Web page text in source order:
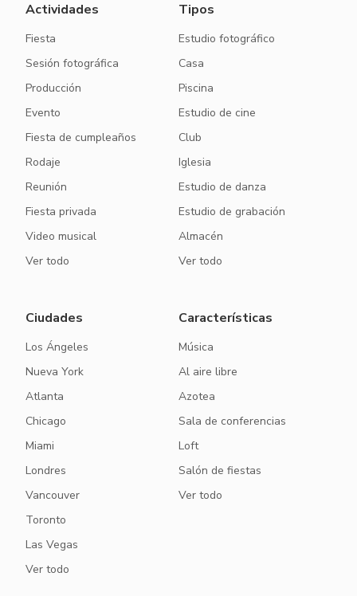
Actividades
Fiesta
Sesión fotográfica
Producción
Evento
Fiesta de cumpleaños
Rodaje
Reunión
Fiesta privada
Video musical
Ver todo
Tipos
Estudio fotográfico
Casa
Piscina
Estudio de cine
Club
Iglesia
Estudio de danza
Estudio de grabación
Almacén
Ver todo
Ciudades
Los Ángeles
Nueva York
Atlanta
Chicago
Miami
Londres
Vancouver
Toronto
Las Vegas
Ver todo
Características
Música
Al aire libre
Azotea
Sala de conferencias
Loft
Salón de fiestas
Ver todo